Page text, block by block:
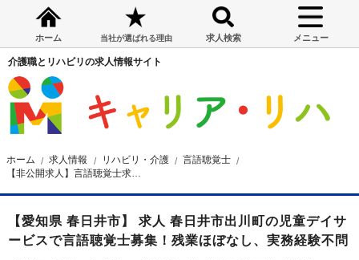
ホーム 当社が選ばれる理由 求人検索 メニュー
介護職とリハビリの求人情報サイト
ホーム 求人情報 リハビリ・介護
言語聴覚士
【愛知県 春日井市】 求人 春日井市出川町の児童デイサ
ービスで言語聴覚士募集！残業ほぼなし、実務経験不問